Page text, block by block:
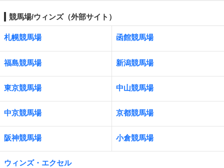
競馬場/ウィンズ（外部サイト）
札幌競馬場 函館競馬場
福島競馬場 新潟競馬場
東京競馬場 中山競馬場
中京競馬場 京都競馬場
阪神競馬場 小倉競馬場
ウィンズ・エクセル